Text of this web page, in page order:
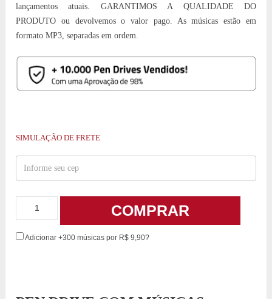
lançamentos atuais. GARANTIMOS A QUALIDADE DO
PRODUTO ou devolvemos o valor pago. As músicas estão em
formato MP3, separadas em ordem.
SIMULAÇÃO DE FRETE
COMPRAR
Adicionar +300 músicas por R$ 9,90?